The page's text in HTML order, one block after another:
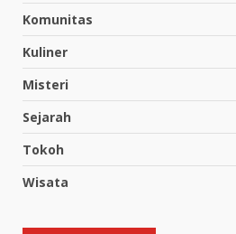
Komunitas
Kuliner
Misteri
Sejarah
Tokoh
Wisata